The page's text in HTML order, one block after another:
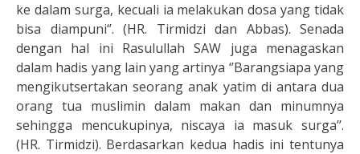
ke dalam surga, kecuali ia melakukan dosa yang tidak
bisa diampuni‘’. (HR. Tirmidzi dan Abbas). Senada
dengan hal ini Rasulullah SAW juga menagaskan
dalam hadis yang lain yang artinya ‘’Barangsiapa yang
mengikutsertakan seorang anak yatim di antara dua
orang tua muslimin dalam makan dan minumnya
sehingga mencukupinya, niscaya ia masuk surga’’.
(HR. Tirmidzi). Berdasarkan kedua hadis ini tentunya